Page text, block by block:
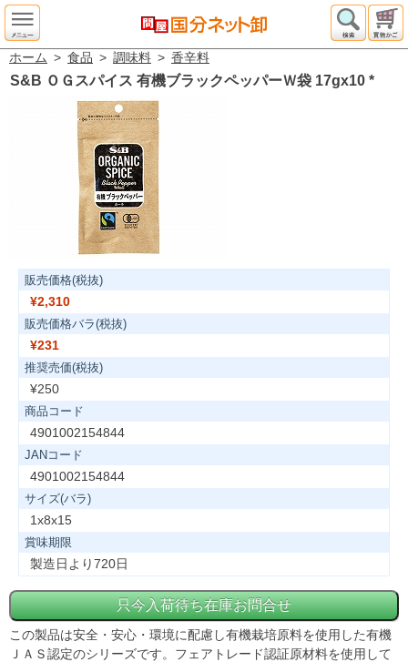
ホーム > 食品 > 調味料 > 香辛料
S&B ＯＧスパイス 有機ブラックペッパーＷ袋 17gx10 *
販売価格(税抜)
¥2,310
販売価格バラ(税抜)
¥231
推奨売価(税抜)
¥250
商品コード
4901002154844
JANコード
4901002154844
サイズ(バラ)
1x8x15
賞味期限
製造日より720日
この製品は安全・安心・環境に配慮し有機栽培原料を使用した有機
ＪＡＳ認定のシリーズです。フェアトレード認証原材料を使用して